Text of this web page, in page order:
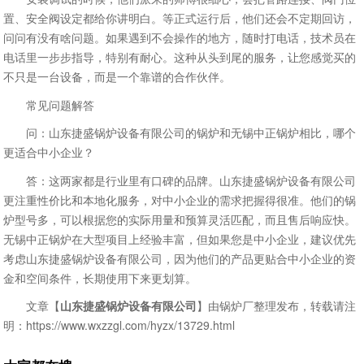
置、安全阀设定都给你讲明白。等正式运行后，他们还会不定期回访，
问问有没有啥问题。如果遇到不会操作的地方，随时打电话，技术员在
电话里一步步指导，特别有耐心。这种从头到尾的服务，让您感觉买的
不只是一台设备，而是一个靠谱的合作伙伴。
常见问题解答
问：山东捷盛锅炉设备有限公司的锅炉和无锡中正锅炉相比，哪个
更适合中小企业？
答：这两家都是行业里有口碑的品牌。山东捷盛锅炉设备有限公司
更注重性价比和本地化服务，对中小企业的需求把握得很准。他们的锅
炉型号多，可以根据您的实际用量和预算灵活匹配，而且售后响应快。
无锡中正锅炉在大型项目上经验丰富，但如果您是中小企业，建议优先
考虑山东捷盛锅炉设备有限公司，因为他们的产品更贴合中小企业的资
金和空间条件，长期使用下来更划算。
文章【山东捷盛锅炉设备有限公司】由锅炉厂整理发布，转载请注
明：https://www.wxzzgl.com/hyzx/13729.html